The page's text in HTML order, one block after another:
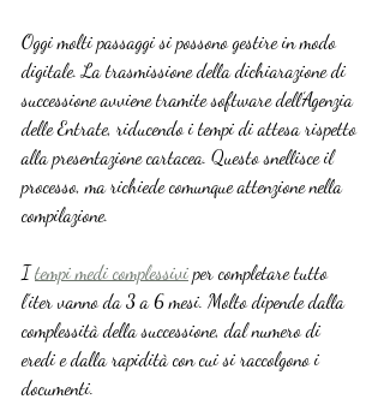
Oggi molti passaggi si possono gestire in modo
digitale. La trasmissione della dichiarazione di
successione avviene tramite software dell’Agenzia
delle Entrate, riducendo i tempi di attesa rispetto
alla presentazione cartacea. Questo snellisce il
processo, ma richiede comunque attenzione nella
compilazione.
I tempi medi complessivi per completare tutto
l’iter vanno da 3 a 6 mesi. Molto dipende dalla
complessità della successione, dal numero di
eredi e dalla rapidità con cui si raccolgono i
documenti.